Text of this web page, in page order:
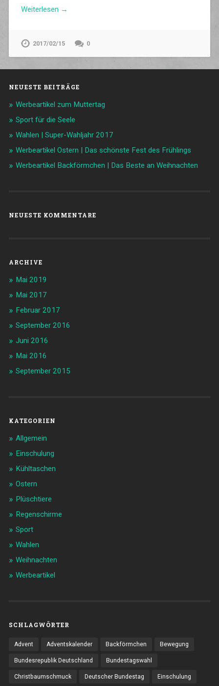
Weiterlesen →
2017/02/15 0
NEUESTE BEITRÄGE
Werbeartikel zum Muttertag
Sport für die Seele
Wahlen | Super-Wahljahr 2017
Werbeartikel Ostern | Das schönste Fest des Frühlings
Werbeartikel Backförmchen | Das Beste an Weihnachten
NEUESTE KOMMENTARE
ARCHIVE
Mai 2019
Mai 2017
Februar 2017
September 2016
Juni 2016
Mai 2016
September 2015
KATEGORIEN
Allgemein
Einschulung
Kühltaschen
Ostern
Plüschtiere
Regenschirme
Sport
Wahlen
Weihnachten
Werbeartikel
SCHLAGWÖRTER
Advent Adventskalender Backförmchen Bewegung
Bundesrepublik Deutschland Bundestagswahl
Christbaumschmuck Deutscher Bundestag Einschulung